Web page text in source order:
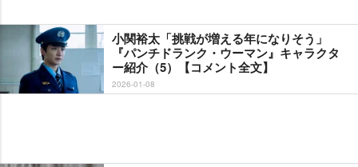
小関裕太「挑戦が増える年になりそう」
『パンチドランク・ウーマン』キャラクタ
ー紹介（5）【コメント全文】
2026-01-08